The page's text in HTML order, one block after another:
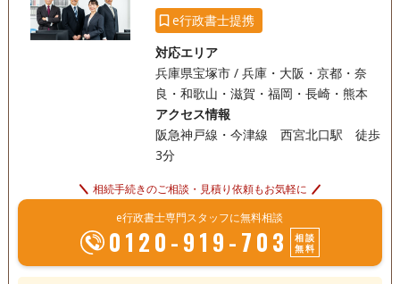
e行政書士提携
対応エリア
兵庫県宝塚市 / 兵庫・大阪・京都・奈
良・和歌山・滋賀・福岡・長崎・熊本
アクセス情報
阪急神戸線・今津線 西宮北口駅 徒歩
3分
相続手続きのご相談・見積り依頼もお気軽に
e行政書士専門スタッフに無料相談
0120-919-703
相談
無料